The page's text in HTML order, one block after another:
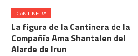
CANTINERA
La figura de la Cantinera de la
Compañía Ama Shantalen del
Alarde de Irun